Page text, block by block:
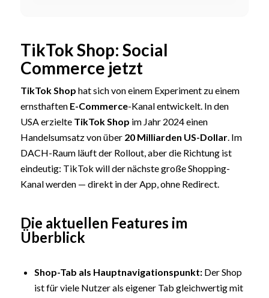
TikTok Shop: Social
Commerce jetzt
TikTok Shop hat sich von einem Experiment zu einem
ernsthaften E-Commerce-Kanal entwickelt. In den
USA erzielte TikTok Shop im Jahr 2024 einen
Handelsumsatz von über 20 Milliarden US-Dollar. Im
DACH-Raum läuft der Rollout, aber die Richtung ist
eindeutig: TikTok will der nächste große Shopping-
Kanal werden — direkt in der App, ohne Redirect.
Die aktuellen Features im
Überblick
Shop-Tab als Hauptnavigationspunkt:Der Shop
ist für viele Nutzer als eigener Tab gleichwertig mit